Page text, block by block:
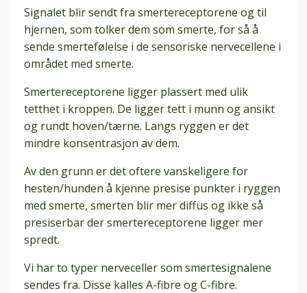
Signalet blir sendt fra smertereceptorene og til
hjernen, som tolker dem som smerte, for så å
sende smertefølelse i de sensoriske nervecellene i
området med smerte.
Smertereceptorene ligger plassert med ulik
tetthet i kroppen. De ligger tett i munn og ansikt
og rundt hoven/tærne. Langs ryggen er det
mindre konsentrasjon av dem.
Av den grunn er det oftere vanskeligere for
hesten/hunden å kjenne presise punkter i ryggen
med smerte, smerten blir mer diffus og ikke så
presiserbar der smertereceptorene ligger mer
spredt.
Vi har to typer nerveceller som smertesignalene
sendes fra. Disse kalles A-fibre og C-fibre.